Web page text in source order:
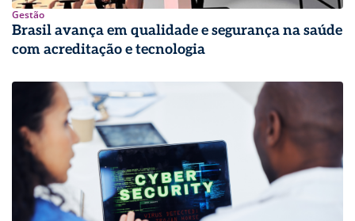
Gestão
Brasil avança em qualidade e segurança na saúde
com acreditação e tecnologia